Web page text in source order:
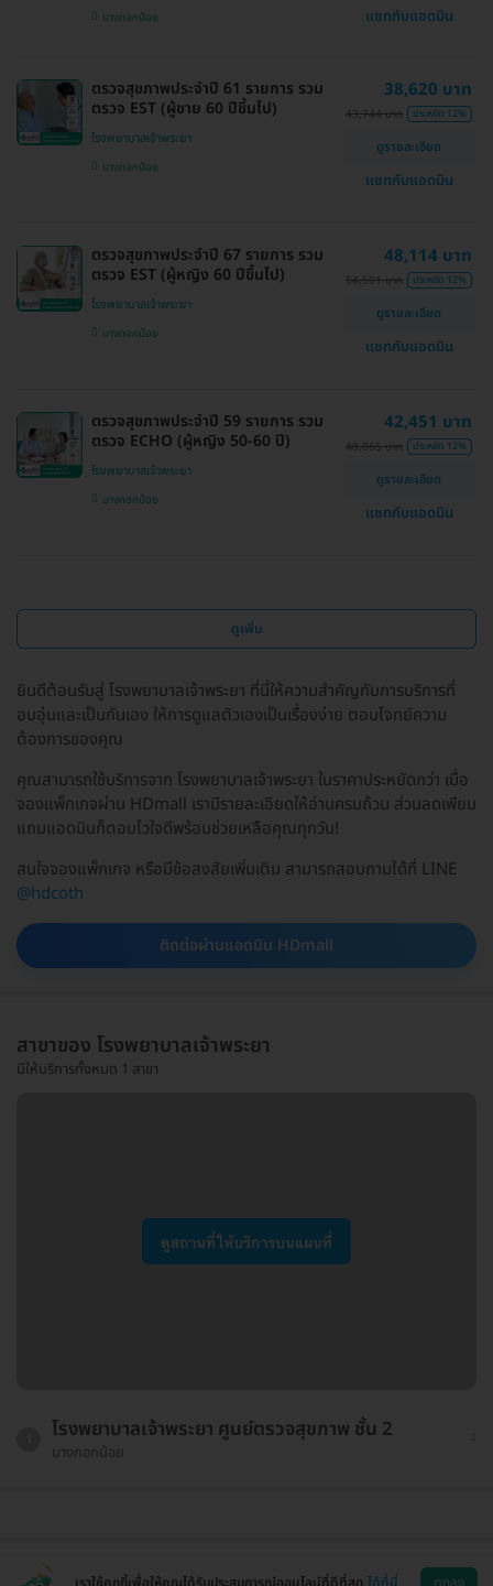
ยินดีต้อนรับสู่ โรงพยาบาลเจ้าพระยา ที่นี่ให้ความสำคัญกับการบริการที่
อบอุ่นและเป็นกันเอง ให้การดูแลตัวเองเป็นเรื่องง่าย ตอบโจทย์ความ
ต้องการของคุณ
คุณสามารถใช้บริการจาก โรงพยาบาลเจ้าพระยา ในราคาประหยัดกว่า เมื่อ
จองแพ็กเกจผ่าน HDmall เรามีรายละเอียดให้อ่านครบถ้วน ส่วนลดเพียบ
แถมแอดมินก็ตอบไวใจดีพร้อมช่วยเหลือคุณทุกวัน!
สนใจจองแพ็กเกจ หรือมีข้อสงสัยเพิ่มเติม สามารถสอบถามได้ที่ LINE
@hdcoth
ติดต่อผ่านแอดมิน HDmall
สาขาของ โรงพยาบาลเจ้าพระยา
มีให้บริการทั้งหมด 1 สาขา
โรงพยาบาลเจ้าพระยา ศูนย์ตรวจสุขภาพ ชั้น 2
บางกอกน้อย
บางกอกน้อย แชทกับแอดมิน
ตรวจสุขภาพประจำปี 61 รายการ รวม
ตรวจ EST (ผู้ชาย 60 ปีขึ้นไป)
โรงพยาบาลเจ้าพระยา
บางกอกน้อย
38,620 บาท
43,744 บาท ประหยัด 12%
ดูรายละเอียด
แชทกับแอดมิน
ตรวจสุขภาพประจำปี 67 รายการ รวม
ตรวจ EST (ผู้หญิง 60 ปีขึ้นไป)
โรงพยาบาลเจ้าพระยา
บางกอกน้อย
48,114 บาท
54,501 บาท ประหยัด 12%
ดูรายละเอียด
แชทกับแอดมิน
ตรวจสุขภาพประจำปี 59 รายการ รวม
ตรวจ ECHO (ผู้หญิง 50-60 ปี)
โรงพยาบาลเจ้าพระยา
บางกอกน้อย
42,451 บาท
48,065 บาท ประหยัด 12%
ดูรายละเอียด
แชทกับแอดมิน
ดูเพิ่ม